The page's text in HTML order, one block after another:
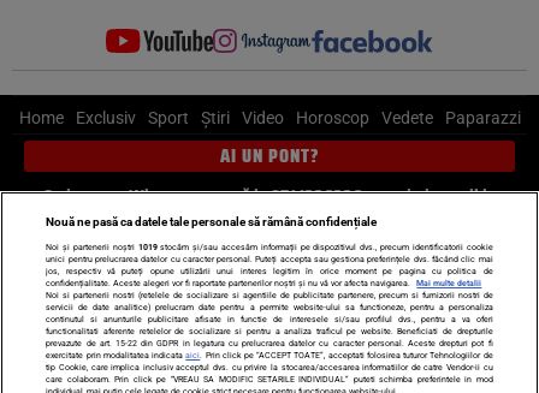
Home Exclusiv Sport Știri Video Horoscop Vedete Paparazzi
AI UN PONT?
Scrie-ne pe Whatsapp, sună la 0741226226 sau trimite mail la
pont@cancan.ro
Știri interne Știri externe
Politică
Ultimele stiri
Diete Insula Iubirii Dictionar de vise
LIFE STYLE
Horoscop
Echipa editorială
Termeni si condiții Politica de confidențialitate
Nouă ne pasă ca datele tale personale să rămână confidențiale
Noi și partenerii noștri 1019stocăm și/sau accesăm informații pe dispozitivul dvs., precum identificatorii cookie
unici pentru prelucrarea datelor cu caracter personal. Puteți accepta sau gestiona preferințele dvs. făcând clic mai
jos, respectiv vă puteți opune utilizării unui interes legitim în orice moment pe pagina cu politica de
confidențialitate. Aceste alegeri vor fi raportate partenerilor noștri și nu vă vor afecta navigarea.
Mai multe detalii
Noi si partenerii nostri (retelele de socializare si agentiile de publicitate partenere, precum si furnizorii nostri de
servicii de date analitice) prelucram date pentru a permite website-ului sa functioneze, pentru a personaliza
continutul si anunturile publicitare afisate in functie de interesele si/sau profilul dvs., pentru a va oferi
functionalitati aferente retelelor de socializare si pentru a analiza traficul pe website. Beneficiati de drepturile
prevazute de art. 15-22 din GDPR in legatura cu prelucrarea datelor cu caracter personal. Aceste drepturi pot fi
exercitate prin modalitatea indicataaici . Prin click pe “ACCEPT TOATE”, acceptati folosirea tuturor Tehnologiilor de
tip Cookie, care implica inclusiv acceptul dvs. cu privire la stocarea/accesarea informatiilor de catre Vendor-ii cu
care colaboram. Prin click pe “VREAU SA MODIFIC SETARILE INDIVIDUAL” puteti schimba preferintele in mod
individual, mai putin cele legate de cookie strict necesare pentru functionarea website-ului.